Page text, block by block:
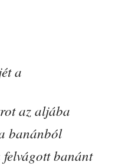
a
az aljába
banánból
banánt